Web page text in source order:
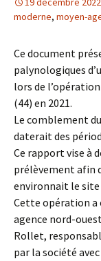
moderne, moyen-
Ce document
palynologiques
lors de
(44) en 2021.
Le comblement
daterait des
Ce rapport vise à
prélèvement afin
environnait le site
Cette opération a
agence nord-
Rollet,
par la société